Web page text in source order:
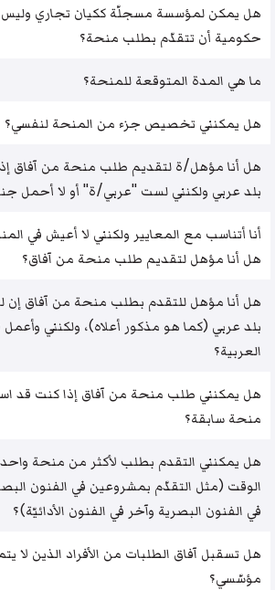
هل يمكن لمؤسسة مسجلّة ككيان تجاري
حكومية أن تتقدّم بطلب منحة؟
ما هي المدة المتوقعة للمنحة؟
هل يمكنني تخصيص جزء من المنحة لنفسي؟
هل أنا مؤهل/ة لتقديم طلب منحة من آفاق
بلد عربي ولكنني لست "عربي/ة" أو لا أحمل
أنا أتناسب مع المعايير ولكنني لا أعيش في
هل أنا مؤهل لتقديم طلب منحة من آفاق؟
هل أنا مؤهل للتقدم بطلب منحة من آفاق إن
بلد عربي (كما هو مذكور أعلاه)، ولكنني
العربية؟
هل يمكنني طلب منحة من آفاق إذا كنت قد
منحة سابقة؟
هل يمكنني التقدم بطلب لأكثر من منحة
الوقت (مثل التقدّم بمشروعين في الفنون
في الفنون البصرية وآخر في الفنون الأدائيّة)؟
هل تسقبل آفاق الطلبات من الأفراد الذين لا
مؤسّسي؟